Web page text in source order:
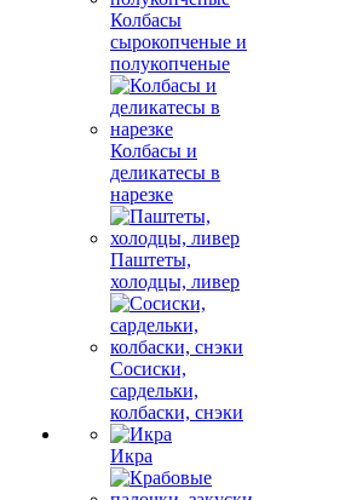
Колбасы
сырокопченые и
полукопченые
Колбасы и
деликатесы в
нарезке
Паштеты,
холодцы, ливер
Сосиски,
сардельки,
колбаски, снэки
Икра